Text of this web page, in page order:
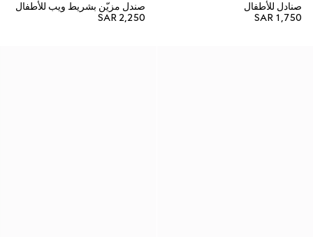
صنادل للأطفال
SAR 1,750
صندل مزيّن بشريط ويب للأطفال
SAR 2,250